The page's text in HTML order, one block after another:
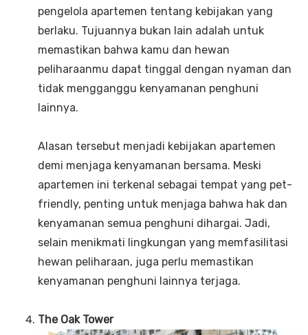
pengelola apartemen tentang kebijakan yang
berlaku. Tujuannya bukan lain adalah untuk
memastikan bahwa kamu dan hewan
peliharaanmu dapat tinggal dengan nyaman dan
tidak mengganggu kenyamanan penghuni
lainnya.
Alasan tersebut menjadi kebijakan apartemen
demi menjaga kenyamanan bersama. Meski
apartemen ini terkenal sebagai tempat yang pet-
friendly, penting untuk menjaga bahwa hak dan
kenyamanan semua penghuni dihargai. Jadi,
selain menikmati lingkungan yang memfasilitasi
hewan peliharaan, juga perlu memastikan
kenyamanan penghuni lainnya terjaga.
The Oak Tower